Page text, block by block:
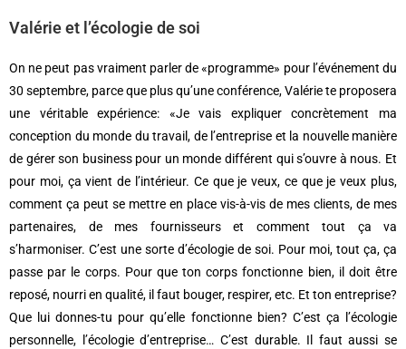
Valérie et l’écologie de soi
On ne peut pas vraiment parler de «programme» pour l’événement du
30 septembre, parce que plus qu’une conférence, Valérie te proposera
une véritable expérience: «Je vais expliquer concrètement ma
conception du monde du travail, de l’entreprise et la nouvelle manière
de gérer son business pour un monde différent qui s’ouvre à nous. Et
pour moi, ça vient de l’intérieur. Ce que je veux, ce que je veux plus,
comment ça peut se mettre en place vis-à-vis de mes clients, de mes
partenaires, de mes fournisseurs et comment tout ça va
s’harmoniser. C’est une sorte d’écologie de soi. Pour moi, tout ça, ça
passe par le corps. Pour que ton corps fonctionne bien, il doit être
reposé, nourri en qualité, il faut bouger, respirer, etc. Et ton entreprise?
Que lui donnes-tu pour qu’elle fonctionne bien? C’est ça l’écologie
personnelle, l’écologie d’entreprise… C’est durable. Il faut aussi se